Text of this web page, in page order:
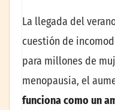
La llegada del
cuestión de
para millones de
menopausia, el
funciona como un